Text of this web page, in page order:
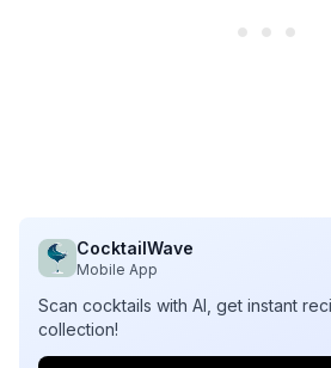
CocktailWave
Mobile App
Scan cocktails with AI, get instant
collection!